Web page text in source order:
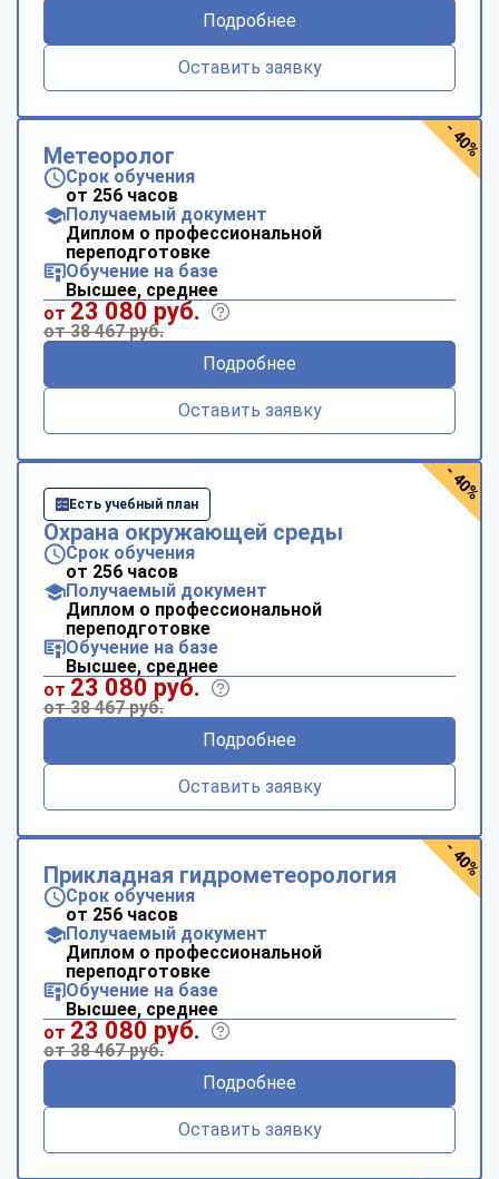
Подробнее
Оставить заявку
Метеоролог
Срок обучения
от 256 часов
Получаемый документ
Диплом о профессиональной
переподготовке
Обучение на базе
Высшее, среднее
от 23 080 руб.
от 38 467 руб.
Подробнее
Оставить заявку
- 40%
Есть учебный план
Охрана окружающей среды
Срок обучения
от 256 часов
Получаемый документ
Диплом о профессиональной
переподготовке
Обучение на базе
Высшее, среднее
от 23 080 руб.
от 38 467 руб.
Подробнее
Оставить заявку
- 40%
Прикладная гидрометеорология
Срок обучения
от 256 часов
Получаемый документ
Диплом о профессиональной
переподготовке
Обучение на базе
Высшее, среднее
от 23 080 руб.
от 38 467 руб.
Подробнее
Оставить заявку
- 40%